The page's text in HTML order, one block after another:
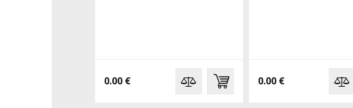
0.00 € 0.00 €